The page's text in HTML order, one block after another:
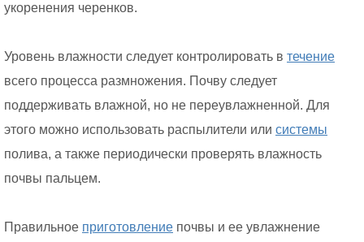
укоренения черенков.
Уровень влажности следует контролировать в течение
всего процесса размножения. Почву следует
поддерживать влажной, но не переувлажненной. Для
этого можно использовать распылители или системы
полива, а также периодически проверять влажность
почвы пальцем.
Правильное приготовление почвы и ее увлажнение